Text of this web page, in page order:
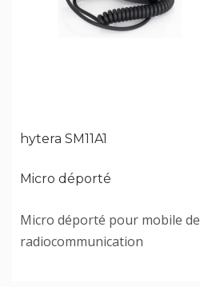
hytera SM11A1
Micro déporté
Micro déporté pour mobile de
radiocommunication